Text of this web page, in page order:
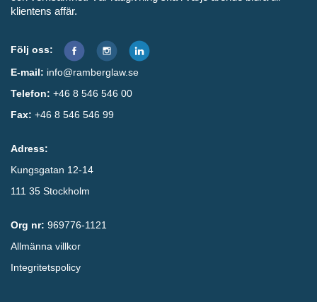
klientens affär.
Följ oss:
E-mail: info@ramberglaw.se
Telefon: +46 8 546 546 00
Fax: +46 8 546 546 99
Adress:
Kungsgatan 12-14
111 35 Stockholm
Org nr: 969776-1121
Allmänna villkor
Integritetspolicy